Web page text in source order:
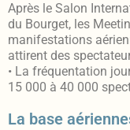
Après le Salon
du Bourget, les
manifestations
attirent des
• La fréquentation
15 000 à 40 000
La base